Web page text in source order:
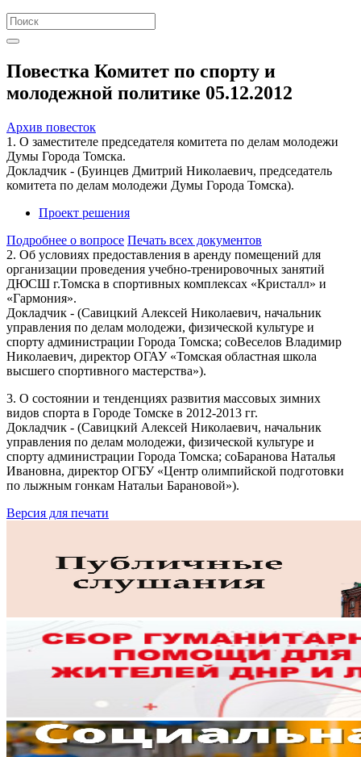
Повестка Комитет по спорту и
молодежной политике 05.12.2012
Архив повесток
1. О заместителе председателя комитета по делам молодежи
Думы Города Томска.
Докладчик - (Буинцев Дмитрий Николаевич, председатель
комитета по делам молодежи Думы Города Томска).
Проект решения
Подробнее о вопросе Печать всех документов
2. Об условиях предоставления в аренду помещений для
организации проведения учебно-тренировочных занятий
ДЮСШ г.Томска в спортивных комплексах «Кристалл» и
«Гармония».
Докладчик - (Савицкий Алексей Николаевич, начальник
управления по делам молодежи, физической культуре и
спорту администрации Города Томска; соВеселов Владимир
Николаевич, директор ОГАУ «Томская областная школа
высшего спортивного мастерства»).
3. О состоянии и тенденциях развития массовых зимних
видов спорта в Городе Томске в 2012-2013 гг.
Докладчик - (Савицкий Алексей Николаевич, начальник
управления по делам молодежи, физической культуре и
спорту администрации Города Томска; соБаранова Наталья
Ивановна, директор ОГБУ «Центр олимпийской подготовки
по лыжным гонкам Натальи Барановой»).
Версия для печати